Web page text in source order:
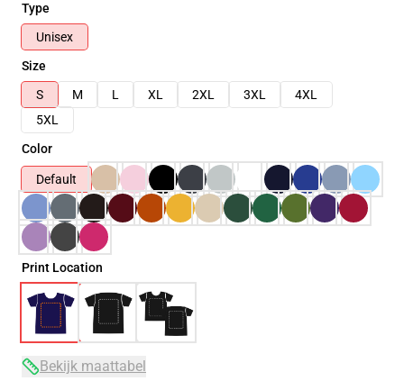
Type
Unisex
Size
S
M L XL 2XL 3XL
4XL
5XL
Color
Default
Print Location
Bekijk maattabel